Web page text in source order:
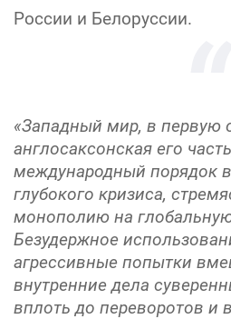
России и Белоруссии.
«Западный мир, в первую
англосаксонская его
международный порядок
глубокого кризиса,
монополию на
Безудержное
агрессивные попытки
внутренние дела
вплоть до переворотов и